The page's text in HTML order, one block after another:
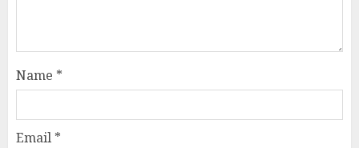
Name *
Email *